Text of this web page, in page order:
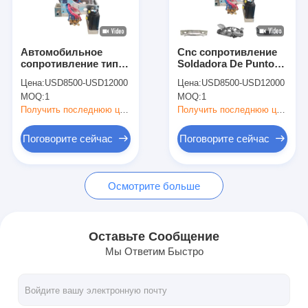
Наша фабрика
контактные данные
Новости
Поговорите сейчас
Портативный сварочный аппарат пятна
Автомобильное
сопротивление типа
сварный пулемет
для автомобилей
Цена:USD8500-USD12000
MOQ:1
Получить последнюю цену
Поговорите сейчас
Cnc сопротивление
Soldadora De Punto
роботизированного
точка сварки
пулемет
Цена:USD8500-USD12000
MOQ:1
Получить последнюю цену
Поговорите сейчас
Осмотрите больше
Оставьте Сообщение
Мы Ответим Быстро